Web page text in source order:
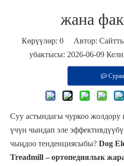
жана
Көрүүлөр: 0Автор:
убактысы: 2026-06-09
Суу астындагы чуркоо жолдору
үчүн чындап эле
чыңдоо тенденциясыбы? Dog
Treadmill – ортопедиялык